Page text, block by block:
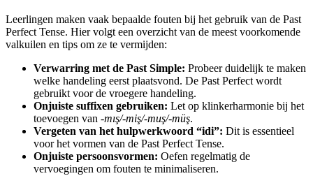
Leerlingen maken vaak bepaalde fouten bij het gebruik van de Past
Perfect Tense. Hier volgt een overzicht van de meest voorkomende
valkuilen en tips om ze te vermijden:
Verwarring met de Past Simple: Probeer duidelijk te maken
welke handeling eerst plaatsvond. De Past Perfect wordt
gebruikt voor de vroegere handeling.
Onjuiste suffixen gebruiken: Let op klinkerharmonie bij het
toevoegen van -mış/-miş/-muş/-müş.
Vergeten van het hulpwerkwoord “idi”: Dit is essentieel
voor het vormen van de Past Perfect Tense.
Onjuiste persoonsvormen: Oefen regelmatig de
vervoegingen om fouten te minimaliseren.